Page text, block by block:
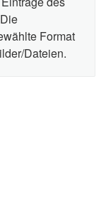
Format
Dateien.